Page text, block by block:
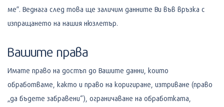
ме”. Веднага след това ще заличим данните Ви във връзка с
изпращането на нашия нюзлетър.
Вашите права
Имате право на достъп до Вашите данни, които
обработваме, както и право на коригиране, изтриване (право
„да бъдете забравени“), ограничаване на обработката,